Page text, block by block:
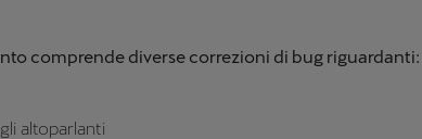
comprende diverse correzioni di bug riguardanti:
altoparlanti